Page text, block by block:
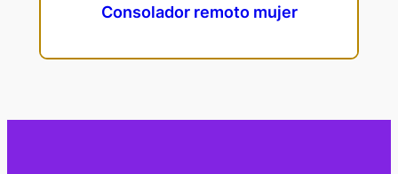
Consolador remoto mujer